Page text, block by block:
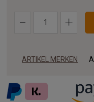
ARTIKEL MERKEN